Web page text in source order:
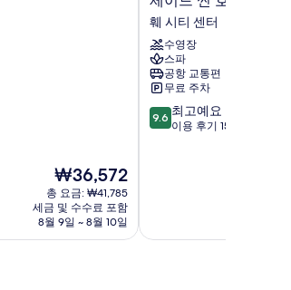
현
재
요
금
₩36,572
₩36,572
총 요금: ₩41,785
세금 및 수수료 포함
8월 9일 ~ 8월 10일
이
드
씬
호
텔
훼
시
티
훼 시티 센터
수영장
스파
공항 교통편
무료 주차
10
점
고
9.6 최고예요
이용 후기 157개